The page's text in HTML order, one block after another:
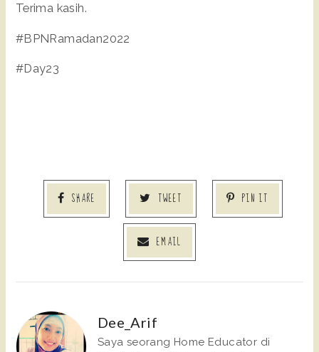
Terima kasih.
#BPNRamadan2022
#Day23
SHARE TWEET PIN IT
EMAIL
Dee_Arif
Saya seorang Home Educator di